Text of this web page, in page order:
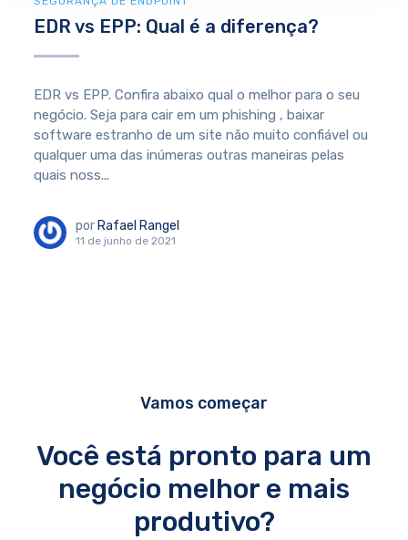
EDR vs EPP: Qual é a diferença?
EDR vs EPP. Confira abaixo qual o melhor para o seu
negócio. Seja para cair em um phishing , baixar
software estranho de um site não muito confiável ou
qualquer uma das inúmeras outras maneiras pelas
quais noss...
por Rafael Rangel
11 de junho de 2021
Vamos começar
Você está pronto para um
negócio melhor e mais
produtivo?